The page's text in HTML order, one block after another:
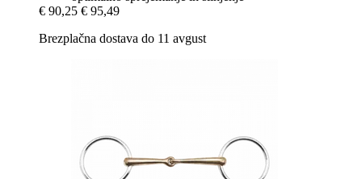
€ 90,25 € 95,49
Brezplačna dostava do 11 avgust